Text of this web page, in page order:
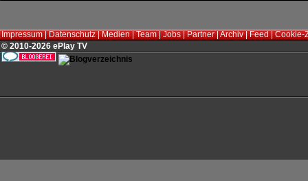
Impressum|Datenschutz|Medien|Team|Jobs|Partner|Archiv|Feed|Cookie-
© 2010-2026 ePlay TV